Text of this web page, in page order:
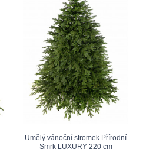
Umělý vánoční stromek Přírodní
Smrk LUXURY 220 cm